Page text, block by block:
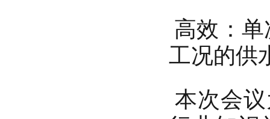
高效：单
工况的供
本次会